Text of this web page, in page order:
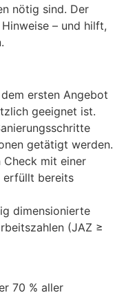
nötig sind. Der
– und hilft,
ersten Angebot
geeignet ist.
getätigt werden.
Check mit einer
erfüllt bereits
dimensionierte
(JAZ ≥
70 % aller